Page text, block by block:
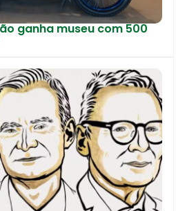
ganha museu com 500